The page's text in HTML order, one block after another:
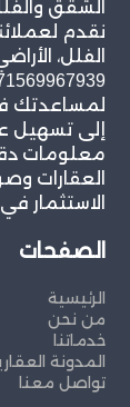
الشقق
نقدم
الفلل،
لمساعدتك
إلى تسهيل
معلومات
العقارات
الاستثمار
الصفحات
الرئيسية
من نحن
خدماتنا
المدونة
تواصل معنا